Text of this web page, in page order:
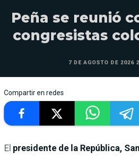
Peña se reunió
congresistas
7 DE AGOSTO DE 2026
Compartir en redes
El presidente de la República,